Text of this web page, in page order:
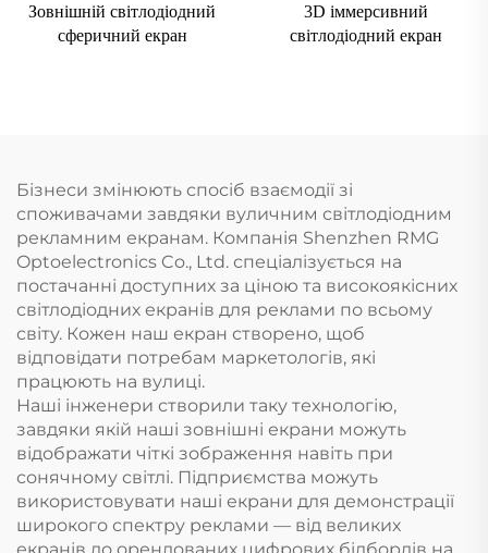
Зовнішній світлодіодний
сферичний екран
3D іммерсивний
світлодіодний екран
Бізнеси змінюють спосіб взаємодії зі
споживачами завдяки вуличним світлодіодним
рекламним екранам. Компанія Shenzhen RMG
Optoelectronics Co., Ltd. спеціалізується на
постачанні доступних за ціною та високоякісних
світлодіодних екранів для реклами по всьому
світу. Кожен наш екран створено, щоб
відповідати потребам маркетологів, які
працюють на вулиці.
Наші інженери створили таку технологію,
завдяки якій наші зовнішні екрани можуть
відображати чіткі зображення навіть при
сонячному світлі. Підприємства можуть
використовувати наші екрани для демонстрації
широкого спектру реклами — від великих
екранів до орендованих цифрових білбордів на